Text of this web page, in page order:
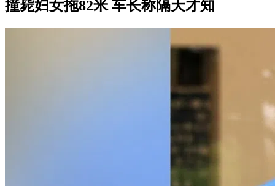
撞毙妇女拖82米 车长称隔天才知